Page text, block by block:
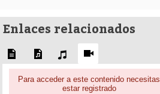
Enlaces relacionados
Para acceder a este contenido necesitas
estar registrado